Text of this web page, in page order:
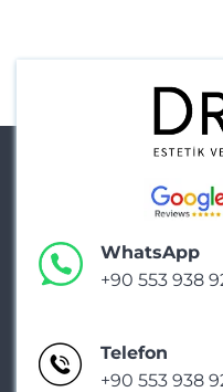
WhatsApp
+90 553 938
Telefon
+90 553 938